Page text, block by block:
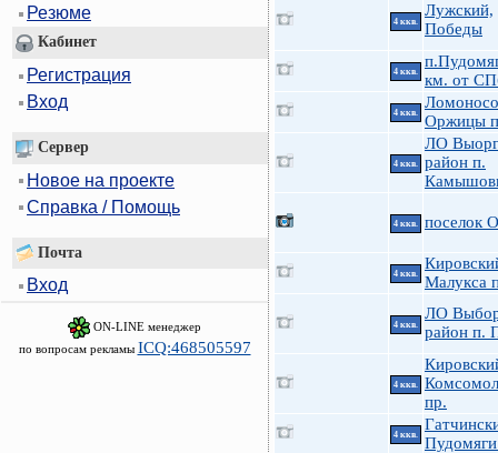
Резюме
Кабинет
Регистрация
Вход
Сервер
Новое на проекте
Справка / Помощь
Почта
Вход
ON-LINE менеджер
по вопросам рекламы ICQ:468505597
4 ккв.
Лужский,
Победы
4 ккв.
км. от
4 ккв.
Оржицы
4 ккв.
ЛО
район п.
4 ккв. поселок
4 ккв.
Малукса
4 ккв.
ЛО
район п.
4 ккв.
пр.
4 ккв.